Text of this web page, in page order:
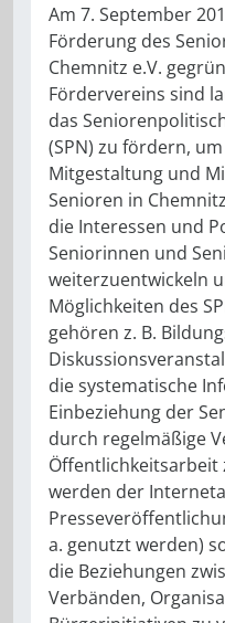
Am 7. September
Förderung des
Chemnitz e.V.
Fördervereins sind
das
(SPN) zu fördern,
Mitgestaltung und
Senioren in
die Interessen und
Seniorinnen und
weiterzuentwickeln
Möglichkeiten des
gehören z. B.
die systematische
Einbeziehung der
durch regelmäßige
Öffentlichkeitsarbeit
werden der
a. genutzt werden)
die Beziehungen
Verbänden,